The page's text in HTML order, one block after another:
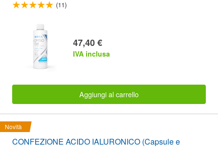
(11)
47,40 €
IVA inclusa
Aggiungi al carrello
Novità
CONFEZIONE ACIDO IALURONICO (Capsule e